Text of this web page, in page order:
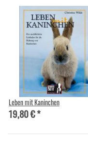
Leben mit Kaninchen
19,80 €*